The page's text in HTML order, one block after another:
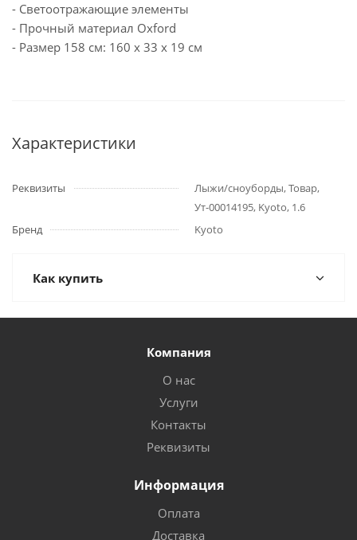
- Светоотражающие элементы
- Прочный материал Oxford
- Размер 158 см: 160 х 33 х 19 см
Характеристики
Реквизиты
Лыжи/сноуборды, Товар,
Ут-00014195, Kyoto, 1.6
Бренд
Kyoto
Как купить
Компания
О нас
Услуги
Контакты
Реквизиты
Информация
Оплата
Доставка